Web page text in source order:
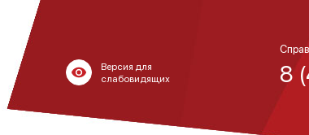
Версия для
слабовидящих
8